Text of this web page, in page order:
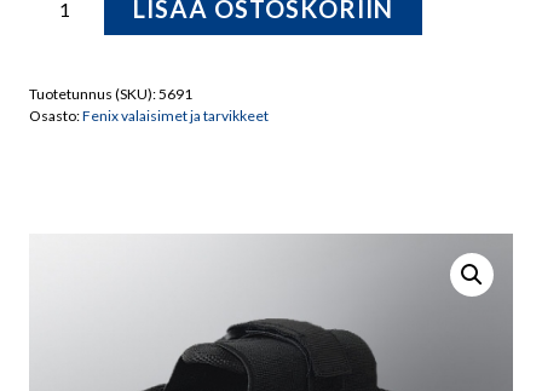
Vyökotelo
360
LISÄÄ OSTOSKORIIN
Tuotetunnus (SKU):5691
Osasto:Fenix valaisimet ja tarvikkeet